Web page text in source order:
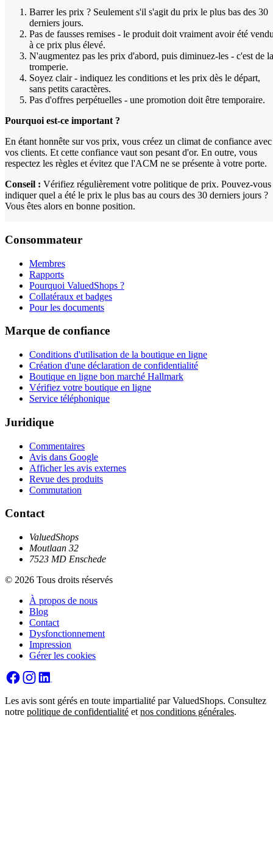
Barrer les prix ? Seulement s'il s'agit du prix le plus bas des 30
derniers jours.
Pas de fausses remises - le produit doit vraiment avoir été
à ce prix plus élevé.
N'augmentez pas les prix d'abord, puis diminuez-les - c'est de la
tromperie.
Soyez clair - indiquez les conditions et les prix dès le départ,
sans petits caractères.
Pas d'offres perpétuelles - une promotion doit être temporaire.
Pourquoi est-ce important ?
En étant honnête sur vos prix, vous créez un climat de confiance avec
vos clients. Et cette confiance vaut son pesant d'or. En outre, vous
respectez les règles et évitez que l'ACM ne se présente à votre porte.
Conseil : Vérifiez régulièrement votre politique de prix. Pouvez-vous
indiquer quel a été le prix le plus bas au cours des 30 derniers jours ?
Vous êtes alors en bonne position.
Consommateur
Membres
Rapports
Pourquoi ValuedShops ?
Collatéraux et badges
Pour les documents
Marque de confiance
Conditions d'utilisation de la boutique en ligne
Création d'une déclaration de confidentialité
Boutique en ligne bon marché Hallmark
Vérifiez votre boutique en ligne
Service téléphonique
Juridique
Commentaires
Avis dans Google
Afficher les avis externes
Revue des produits
Commutation
Contact
ValuedShops
Moutlaan 32
7523 MD Enschede
© 2026 Tous droits réservés
À propos de nous
Blog
Contact
Dysfonctionnement
Impression
Gérer les cookies
Les avis sont gérés en toute impartialité par ValuedShops. Consultez
notre politique de confidentialité et nos conditions générales.